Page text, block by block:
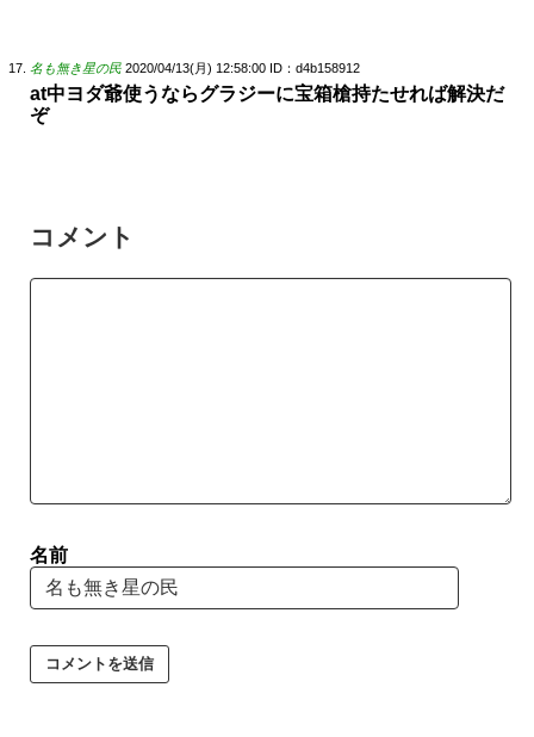
名も無き星の民 2020/04/13(月) 12:58:00 ID：d4b158912
at中ヨダ爺使うならグラジーに宝箱槍持たせれば解決だ
ぞ
コメント
名前